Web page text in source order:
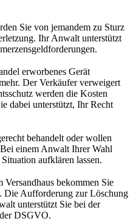
Sie von jemandem zu Sturz
Ihr Anwalt unterstützt
erworbenes Gerät
Der Verkäufer verweigert
werden die Kosten
dabei unterstützt, Ihr Recht
behandelt oder wollen
einem Anwalt Ihrer Wahl
aufklären lassen.
Versandhaus bekommen Sie
Die Aufforderung zur Löschung
unterstützt Sie bei der
DSGVO.